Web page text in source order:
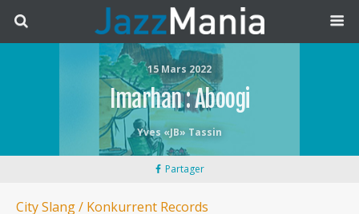
15 Mars 2022
Imarhan : Aboogi
Yves «JB» Tassin
Partager
City Slang / Konkurrent Records